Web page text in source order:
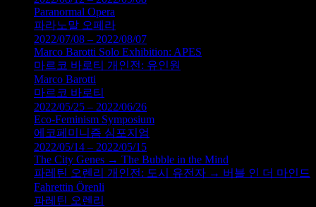
Paranormal Opera
파라노말 오페라
2022/07/08 – 2022/08/07
Marco Barotti Solo Exhibition: APES
마르코 바로티 개인전: 유인원
Marco Barotti
마르코 바로티
2022/05/25 – 2022/06/26
Eco-Feminism Symposium
에코페미니즘 심포지엄
2022/05/14 – 2022/05/15
The City Genes → The Bubble in the Mind
파레틴 오렌리 개인전: 도시 유전자 → 버블 인 더 마인드
Fahrettin Örenli
파레틴 오렌리